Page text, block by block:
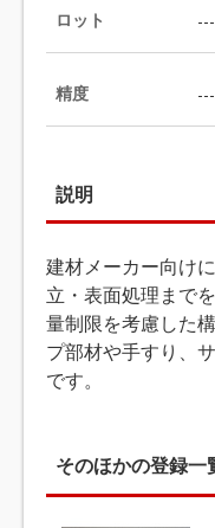
ロット ---
精度 ---
説明
建材メーカー向け
立・表面処理まで
量制限を考慮した
プ部材や手すり、
です。
そのほかの登録一